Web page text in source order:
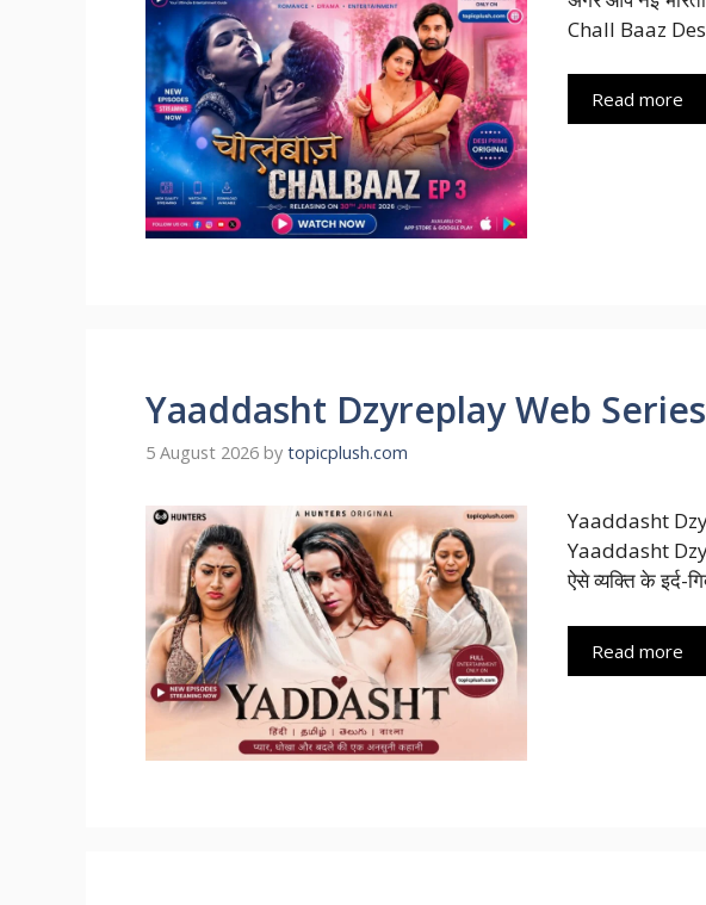
Chall Baaz
Read more
Yaaddasht Dzyreplay Web
5 August 2026 by topicplush.com
Yaaddasht
Yaaddasht
ऐसे व्यक्ति के इर्द-
Read more